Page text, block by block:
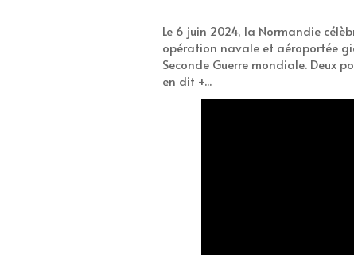
Le 6 juin 2024, la Normandie
opération navale et aéroportée
Seconde Guerre mondiale. Deux
en dit +...